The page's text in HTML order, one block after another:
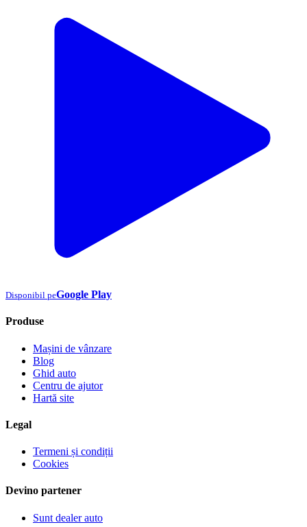
Disponibil peGoogle Play
Produse
Mașini de vânzare
Blog
Ghid auto
Centru de ajutor
Hartă site
Legal
Termeni și condiții
Cookies
Devino partener
Sunt dealer auto